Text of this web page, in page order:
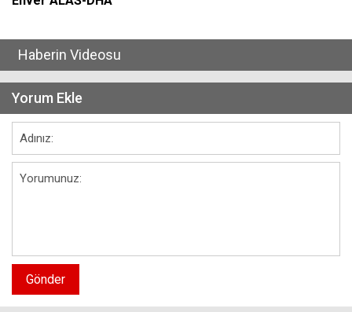
Haberin Videosu
Yorum Ekle
Gönder